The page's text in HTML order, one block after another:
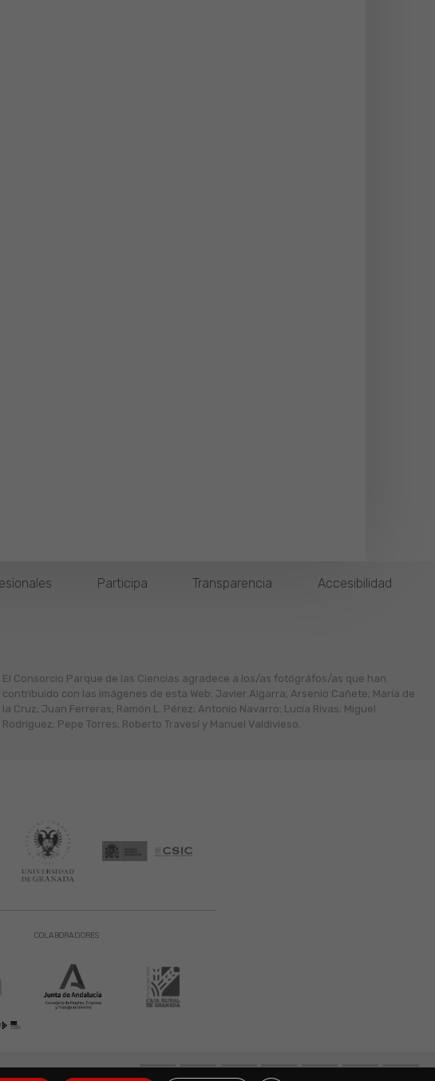
Participa Transparencia Accesibilidad
El Consorcio Parque de las Ciencias agradece a los/as fotógráfos/as que han
contribuido con las imágenes de esta Web: Javier Algarra; Arsenio Cañete; María de
la Cruz; Juan Ferreras; Ramón L. Pérez; Antonio Navarro; Lucía Rivas; Miguel
Rodríguez; Pepe Torres; Roberto Travesí y Manuel Valdivieso.
COLABORADORES
Telf.: 958 131 900. Todos